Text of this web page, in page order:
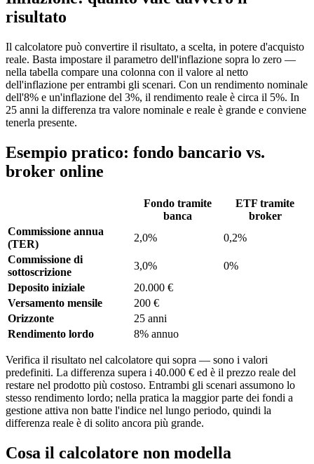
risultato
Il calcolatore può convertire il risultato, a scelta, in potere d'acquisto
reale. Basta impostare il parametro dell'inflazione sopra lo zero —
nella tabella compare una colonna con il valore al netto
dell'inflazione per entrambi gli scenari. Con un rendimento nominale
dell'8% e un'inflazione del 3%, il rendimento reale è circa il 5%. In
25 anni la differenza tra valore nominale e reale è grande e conviene
tenerla presente.
Esempio pratico: fondo bancario vs.
broker online
Fondo tramite
banca
ETF tramite
broker
Commissione annua
(TER)
2,0%
0,2%
Commissione di
sottoscrizione
3,0%
0%
Deposito iniziale
20.000 €
Versamento mensile
200 €
Orizzonte
25 anni
Rendimento lordo
8% annuo
Verifica il risultato nel calcolatore qui sopra — sono i valori
predefiniti. La differenza supera i 40.000 € ed è il prezzo reale del
restare nel prodotto più costoso. Entrambi gli scenari assumono lo
stesso rendimento lordo; nella pratica la maggior parte dei fondi a
gestione attiva non batte l'indice nel lungo periodo, quindi la
differenza reale è di solito ancora più grande.
Cosa il calcolatore non modella